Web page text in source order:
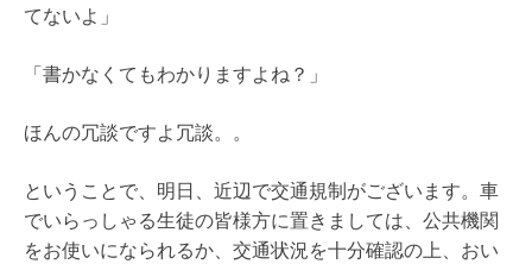
てないよ」
「書かなくてもわかりますよね？」
ほんの冗談ですよ冗談。。
ということで、明日、近辺で交通規制がございます。車
でいらっしゃる生徒の皆様方に置きましては、公共機関
をお使いになられるか、交通状況を十分確認の上、おい